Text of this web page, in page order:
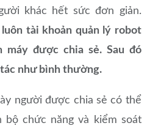
khác hết sức đơn giản.
luôn tài khoản quản lý robot
máy được chia sẻ. Sau đó
như bình thường.
người được chia sẻ có thể
bộ chức năng và kiểm soát